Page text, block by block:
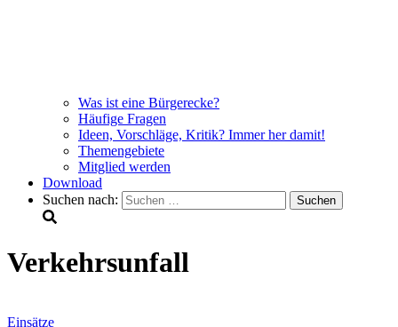
Was ist eine Bürgerecke?
Häufige Fragen
Ideen, Vorschläge, Kritik? Immer her damit!
Themengebiete
Mitglied werden
Download
Suchen nach:
Verkehrsunfall
Einsätze